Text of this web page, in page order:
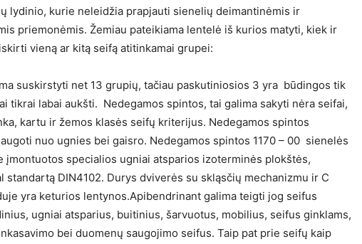
lydinio, kurie neleidžia prapjauti sienelių deimantinėmis ir
priemonėmis. Žemiau pateikiama lentelė iš kurios matyti, kiek ir
vieną ar kitą seifą atitinkamai grupei:
suskirstyti net 13 grupių, tačiau paskutiniosios 3 yra būdingos tik
tikrai labai aukšti. Nedegamos spintos, tai galima sakyti nėra seifai,
kartu ir žemos klasės seifų kriterijus. Nedegamos spintos
nuo ugnies bei gaisro. Nedegamos spintos 1170 – 00 sienelės
įmontuotos specialios ugniai atsparios izoterminės plokštės,
standartą DIN4102. Durys dviverės su skląsčių mechanizmu ir C
yra keturios lentynos.Apibendrinant galima teigti jog seifus
ugniai atsparius, buitinius, šarvuotus, mobilius, seifus ginklams,
bei duomenų saugojimo seifus. Taip pat prie seifų kaip